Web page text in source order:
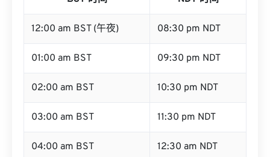
12:00 am BST (午夜) 08:30 pm NDT
01:00 am BST 09:30 pm NDT
02:00 am BST 10:30 pm NDT
03:00 am BST 11:30 pm NDT
04:00 am BST 12:30 am NDT